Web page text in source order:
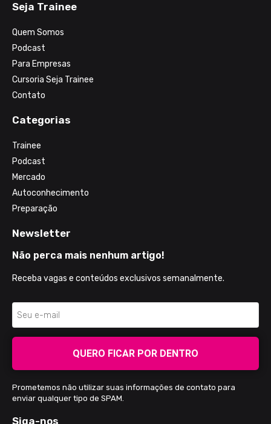
Seja Trainee
Quem Somos
Podcast
Para Empresas
Cursoria Seja Trainee
Contato
Categorias
Trainee
Podcast
Mercado
Autoconhecimento
Preparação
Newsletter
Não perca mais nenhum artigo!
Receba vagas e conteúdos exclusivos semanalmente.
QUERO FICAR POR DENTRO
Prometemos não utilizar suas informações de contato para
enviar qualquer tipo de SPAM.
Siga-nos